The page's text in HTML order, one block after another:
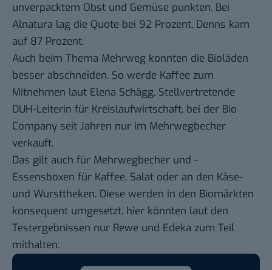
unverpacktem Obst und Gemüse punkten. Bei
Alnatura lag die Quote bei 92 Prozent, Denns kam
auf 87 Prozent.
Auch beim Thema Mehrweg konnten die Bioläden
besser abschneiden. So werde Kaffee zum
Mitnehmen laut Elena Schägg, Stellvertretende
DUH-Leiterin für Kreislaufwirtschaft, bei der Bio
Company seit Jahren nur im Mehrwegbecher
verkauft.
Das gilt auch für Mehrwegbecher und -
Essensboxen für Kaffee, Salat oder an den Käse-
und Wursttheken. Diese werden in den Biomärkten
konsequent umgesetzt, hier könnten laut den
Testergebnissen nur Rewe und Edeka zum Teil
mithalten.